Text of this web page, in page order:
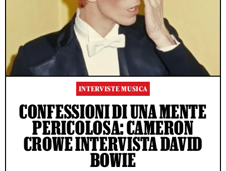
INTERVISTE MUSICA
CONFESSIONI DI UNA MENTE
PERICOLOSA: CAMERON
CROWE INTERVISTA DAVID
BOWIE